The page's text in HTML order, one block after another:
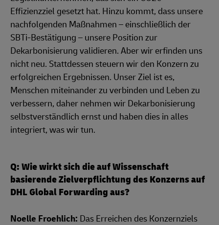
Effizienzziel gesetzt hat. Hinzu kommt, dass unsere
nachfolgenden Maßnahmen – einschließlich der
SBTi-Bestätigung – unsere Position zur
Dekarbonisierung validieren. Aber wir erfinden uns
nicht neu. Stattdessen steuern wir den Konzern zu
erfolgreichen Ergebnissen. Unser Ziel ist es,
Menschen miteinander zu verbinden und Leben zu
verbessern, daher nehmen wir Dekarbonisierung
selbstverständlich ernst und haben dies in alles
integriert, was wir tun.
Q: Wie wirkt sich die auf Wissenschaft
basierende Zielverpflichtung des Konzerns auf
DHL Global Forwarding aus?
Noelle Froehlich: Das Erreichen des Konzernziels